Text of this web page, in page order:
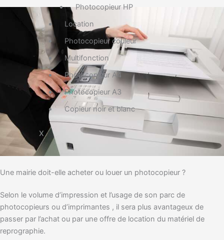
Photocopieur HP
Location
Photocopieur couleur
Multifonction
Photocopieur A4
Photocopieur A3
Copieur noir et blanc
X
Une mairie doit-elle acheter ou louer un photocopieur ?
Selon le volume d’impression et l’usage de son parc de
photocopieurs ou d’imprimantes , il sera plus avantageux de
passer par l’achat ou par une offre de location du matériel de
reprographie.